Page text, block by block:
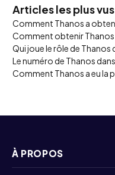
Articles les plus vus
Comment Thanos a
Comment obtenir Thanos
Qui joue le rôle de Thanos
Le numéro de Thanos
Comment Thanos a eu la
À PROPOS